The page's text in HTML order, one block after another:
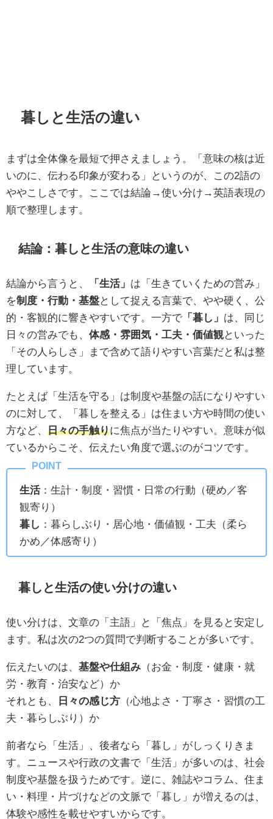
暮しと生活の違い
まずは全体像を最短で押さえましょう。「意味の核は近
いのに、伝わる印象が変わる」というのが、この2語の
ややこしさです。ここでは結論→使い分け→英語表現の
順で整理します。
結論：暮しと生活の意味の違い
結論から言うと、 「生活」 は「生きていくための営み」
を制度・行動・基盤として捉える言葉で、やや硬く、公
的・客観的に響きやすいです。一方で 「暮し」 は、同じ
日々の営みでも、 体感・雰囲気・工夫・価値観 といった
「その人らしさ」まで含めて語りやすい言葉だと私は整
理しています。
たとえば「生活を守る」は制度や基盤の話になりやすい
のに対して、「暮しを整える」は住まい方や時間の使い
方など、 日々の手触りに焦点が当たりやすい。意味が似
ているからこそ、伝えたい角度で選ぶのがコツです。
生活：生計・制度・習慣・日常の行動（硬め／客
観寄り）
暮し ：暮らしぶり・居心地・価値観・工夫（柔ら
かめ／体感寄り）
暮しと生活の使い分けの違い
使い分けは、文章の「主語」と「焦点」を見ると安定し
ます。私は次の2つの質問で判断することが多いです。
伝えたいのは、 基盤や仕組み （お金・制度・健康・就
労・教育・治安など）か
それとも、
日々の感じ方 （心地よさ・丁寧さ・習慣の工
夫・暮らしぶり）か
前者なら「生活」、後者なら「暮し」がしっくりきま
す。ニュースや行政の文書で「生活」が多いのは、社会
制度や基盤を扱うためです。逆に、雑誌やコラム、住ま
い・料理・片づけなどの文脈で「暮し」が増えるのは、
体験や感性を載せやすいからです。